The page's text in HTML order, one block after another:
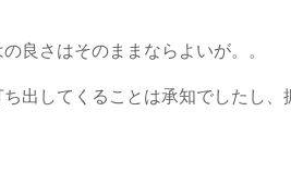
良さはそのままならよいが。。
出してくることは承知でしたし、